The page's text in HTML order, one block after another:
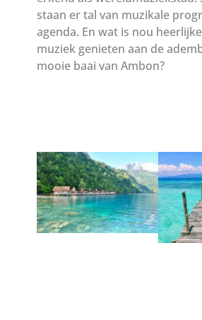
staan er tal van muzikale
agenda. En wat is nou
muziek genieten aan de
mooie baai van Ambon?